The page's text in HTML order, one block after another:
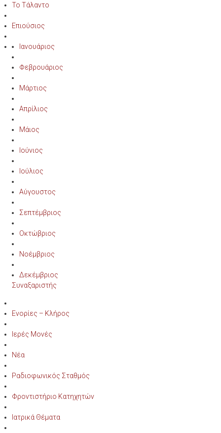
Το Τάλαντο
Επιούσιος
Ιανουάριος
Φεβρουάριος
Μάρτιος
Απρίλιος
Μάιος
Ιούνιος
Ιούλιος
Αύγουστος
Σεπτέμβριος
Οκτώβριος
Νοέμβριος
Δεκέμβριος
Συναξαριστής
Ενορίες – Κλήρος
Ιερές Μονές
Νέα
Ραδιοφωνικός Σταθμός
Φροντιστήριο Κατηχητών
Ιατρικά Θέματα